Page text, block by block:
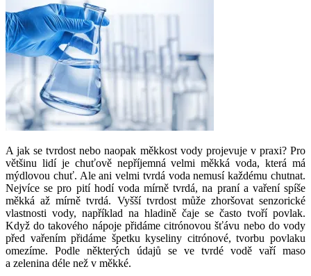
A jak se tvrdost nebo naopak měkkost vody projevuje v praxi? Pro
většinu lidí je chuťově nepříjemná velmi měkká voda, která má
mýdlovou chuť. Ale ani velmi tvrdá voda nemusí každému chutnat.
Nejvíce se pro pití hodí voda mírně tvrdá, na praní a vaření spíše
měkká až mírně tvrdá. Vyšší tvrdost může zhoršovat senzorické
vlastnosti vody, například na hladině čaje se často tvoří povlak.
Když do takového nápoje přidáme citrónovou šťávu nebo do vody
před vařením přidáme špetku kyseliny citrónové, tvorbu povlaku
omezíme. Podle některých údajů se ve tvrdé vodě vaří maso
a zelenina déle než v měkké.